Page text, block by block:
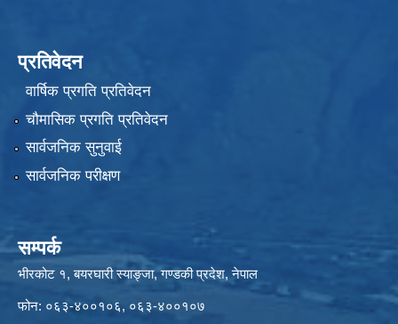
प्रतिवेदन
वार्षिक प्रगति प्रतिवेदन
चौमासिक प्रगति प्रतिवेदन
सार्वजनिक सुनुवाई
सार्वजनिक परीक्षण
सम्पर्क
भीरकोट १, बयरघारी स्याङ्जा, गण्डकी प्रदेश, नेपाल
फोन: ०६३-४००१०६, ०६३-४००१०७